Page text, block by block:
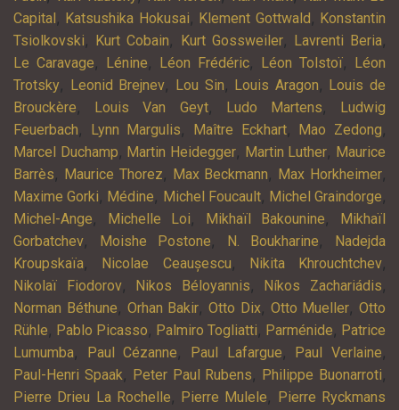
Capital , Katsushika Hokusai, Klement Gottwald , Konstantin
Tsiolkovski, Kurt Cobain, Kurt Gossweiler, Lavrenti Beria,
Le Caravage, Lénine, Léon Frédéric, Léon Tolstoï,
Léon
Trotsky, Leonid Brejnev, Lou Sin, Louis Aragon, Louis de
Brouckère, Louis Van Geyt, Ludo Martens,
Ludwig
Feuerbach, Lynn Margulis, Maître Eckhart, Mao Zedong,
Marcel Duchamp, Martin Heidegger, Martin Luther, Maurice
Barrès, Maurice Thorez, Max Beckmann, Max Horkheimer,
Maxime Gorki, Médine, Michel Foucault, Michel Graindorge,
Michel-Ange, Michelle Loi, Mikhaïl Bakounine,
Mikhaïl
Gorbatchev, Moishe Postone, N. Boukharine,
Nadejda
Kroupskaïa, Nicolae Ceaușescu, Nikita Khrouchtchev,
Nikolaï Fiodorov, Nikos Béloyannis, Níkos Zachariádis,
Norman Béthune, Orhan Bakir, Otto Dix, Otto Mueller, Otto
Rühle, Pablo Picasso, Palmiro Togliatti, Parménide, Patrice
Lumumba, Paul Cézanne, Paul Lafargue, Paul Verlaine,
Paul-Henri Spaak, Peter Paul Rubens, Philippe Buonarroti,
Pierre Drieu La Rochelle, Pierre Mulele,
Pierre Ryckmans